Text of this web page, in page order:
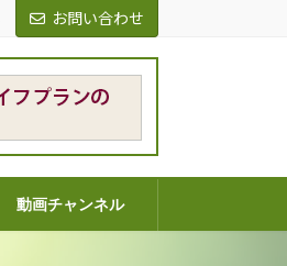
お問い合わせ
動画チャンネル